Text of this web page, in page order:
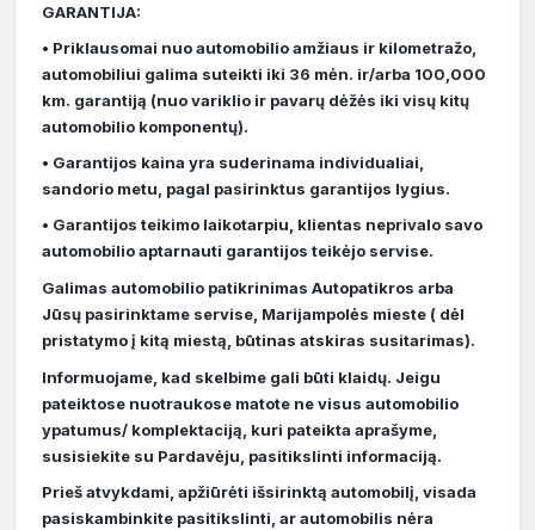
GARANTIJA:
• Priklausomai nuo automobilio amžiaus ir kilometražo,
automobiliui galima suteikti iki 36 mėn. ir/arba 100,000
km. garantiją (nuo variklio ir pavarų dėžės iki visų kitų
automobilio komponentų).
• Garantijos kaina yra suderinama individualiai,
sandorio metu, pagal pasirinktus garantijos lygius.
• Garantijos teikimo laikotarpiu, klientas neprivalo savo
automobilio aptarnauti garantijos teikėjo servise.
Galimas automobilio patikrinimas Autopatikros arba
Jūsų pasirinktame servise, Marijampolės mieste ( dėl
pristatymo į kitą miestą, būtinas atskiras susitarimas).
Informuojame, kad skelbime gali būti klaidų. Jeigu
pateiktose nuotraukose matote ne visus automobilio
ypatumus/ komplektaciją, kuri pateikta aprašyme,
susisiekite su Pardavėju, pasitikslinti informaciją.
Prieš atvykdami, apžiūrėti išsirinktą automobilį, visada
pasiskambinkite pasitikslinti, ar automobilis nėra